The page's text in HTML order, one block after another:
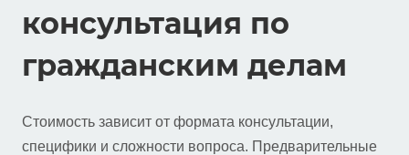
консультация по
гражданским делам
Стоимость зависит от формата консультации,
специфики и сложности вопроса. Предварительные